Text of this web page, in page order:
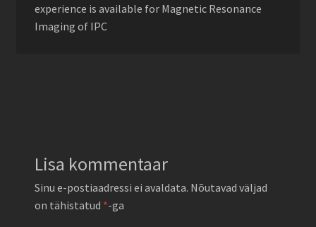
experience is available for Magnetic Resonance
Imaging of IPC
Lisa kommentaar
Sinu e-postiaadressi ei avaldata. Nõutavad väljad
on tähistatud *-ga